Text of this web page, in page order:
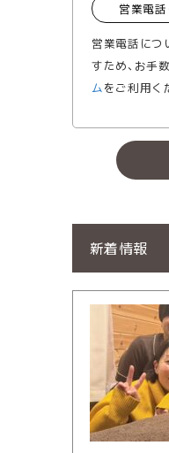
営業電
営業電話につ
すため、お手
ムをご利用く
新着情報